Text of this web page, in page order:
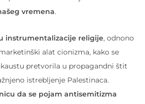
vremena.
instrumentalizacije religije, odnono
alat cionizma, kako se
pretvorila u propagandni štit
istrebljenje Palestinaca.
da se pojam antisemitizma